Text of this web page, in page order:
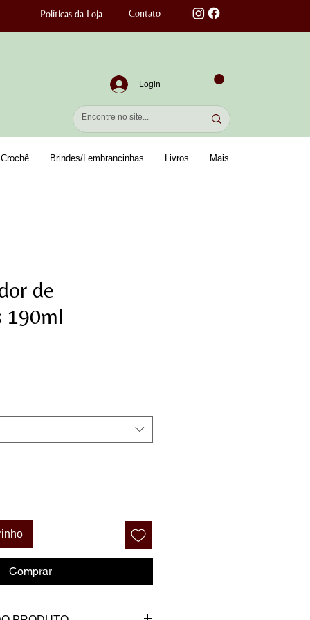
Políticas da Loja Contato
Login
Crochê Brindes/Lembrancinhas Livros Mais...
de
190ml
Comprar